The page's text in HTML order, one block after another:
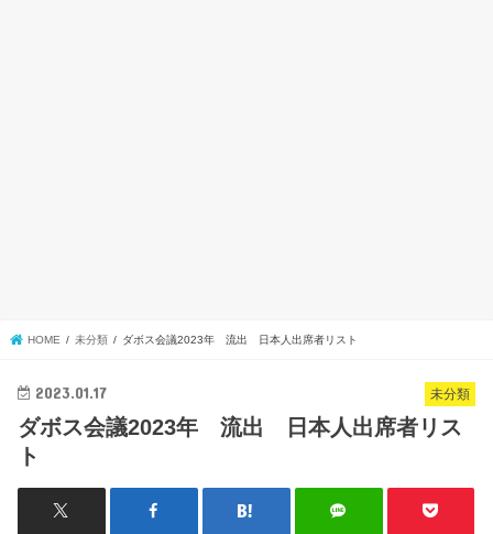
HOME 未分類 ダボス会議2023年 流出 日本人出席者リスト
未分類
2023.01.17
ダボス会議2023年 流出 日本人出席者リス
ト